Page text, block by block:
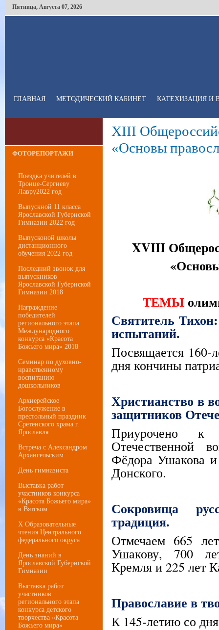
Пятница, Августа 07, 2026
ГЛАВНАЯ МЕТОДИЧЕСКИЙ КАБИНЕТ КАТЕХИЗАЦИЯ И
XIII
«Основы
XVIII
ТЕМЫ
Святитель
испытаний.
Посвящается 160-
дня кончины
Христианство в
защитников
Приурочено
Отечественной
Фёдора Ушакова
Донского.
Сокровища
традиция.
Отмечаем 665
Ушакову, 700
Кремля и 225 лет
Православие в
К 145-летию со
ФОТОРЕПОРТАЖИ
Поездка учителей в
Троице-Сергиеву
Лавру2022 год
Выпускной 11 класса
Ярославской Губернской
Гимназии 2022 год
Выпусконой школы
дистанционного
обучения 2022 год
Последний звонок для
выпускников
Ярославской Губернской
Гимназии 2018
Награждение
победителей
регионального этапа
Международного
конкурса «Красота
Божьего мира» 2018
Семинар по духовно-
нравственному
воспитанию
дошкольников
Архиерейское
Богослужение в
престольный праздник
Сретенского храма г.
Ярославля
Встреча с Александром
Архангельским
День гимназиста
Выставка работ
участников конкурса
«Красота Божьего мира»
в Вятском
Х Образовательные
чтения Центрального
федерального округа
День знаний в
Ярославской Губернской
Гимназии
Выставка работ
участников
регионального этапа
конкурса детского
творчества «Красота
Божьего мира»